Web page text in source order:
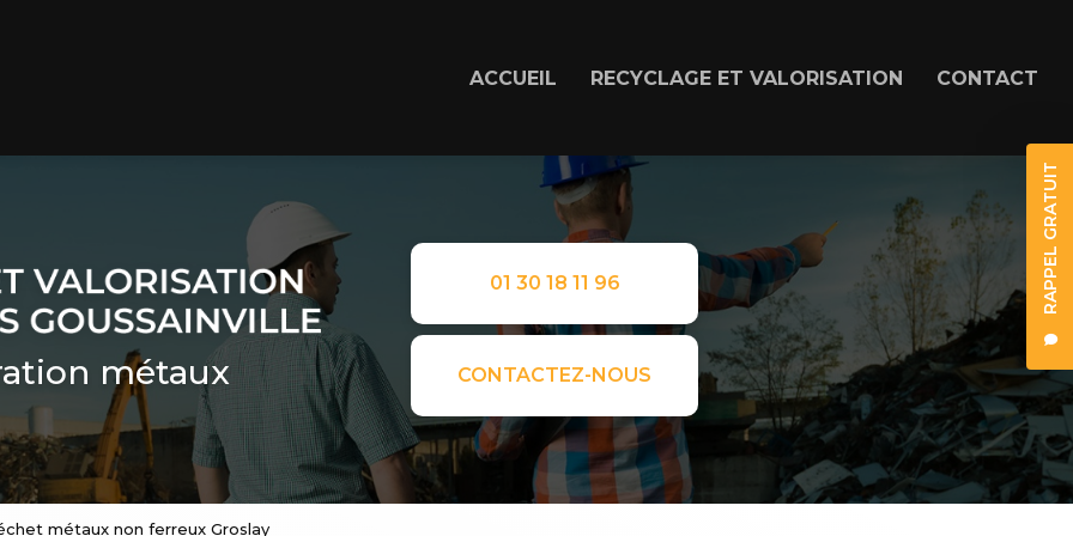
RAPPEL GRATUIT
ACCUEIL RECYCLAGE ET VALORISATION CONTACT
métaux
01 30 18 11 96
CONTACTEZ-NOUS
métaux non ferreux Groslay